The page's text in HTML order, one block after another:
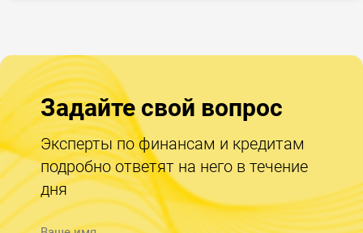
Задайте свой вопрос
Эксперты по финансам и кредитам
подробно ответят на него в течение
дня